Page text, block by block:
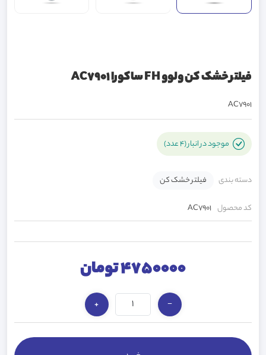
فيلتر خشک کن ولوو FH ساکورا AC7901
AC7901
موجود در انبار (4 عدد)
دسته بندی فیلتر خشک کن
کد محصول AC7901
4750000 تومان
−
+